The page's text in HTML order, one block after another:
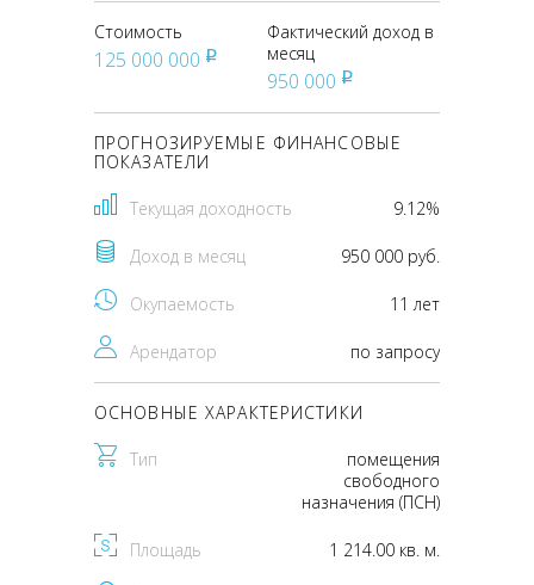
Стоимость
125 000 000 pуб
Фактический доход в
месяц
950 000 pуб
ПРОГНОЗИРУЕМЫЕ ФИНАНСОВЫЕ
ПОКАЗАТЕЛИ
Текущая доходность 9.12%
Доход в месяц 950 000 руб.
Окупаемость 11 лет
Арендатор по запросу
ОСНОВНЫЕ ХАРАКТЕРИСТИКИ
Тип
помещения
свободного
назначения (ПСН)
Площадь 1 214.00 кв. м.